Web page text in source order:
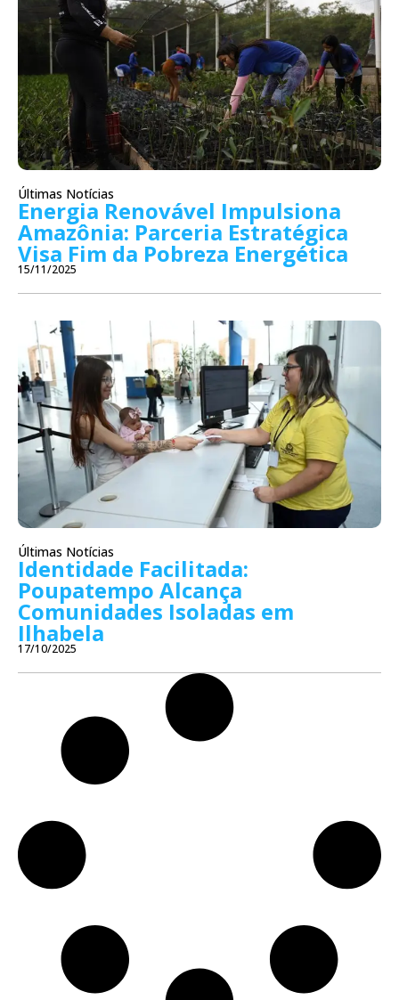
Últimas Notícias
Energia Renovável Impulsiona
Amazônia: Parceria Estratégica
Visa Fim da Pobreza Energética
15/11/2025
Últimas Notícias
Identidade Facilitada:
Poupatempo Alcança
Comunidades Isoladas em
Ilhabela
17/10/2025